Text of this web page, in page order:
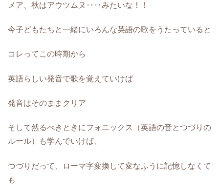
メア、秋はアウツムヌ‥‥みたいな！！
今子どもたちと一緒にいろんな英語の歌をうたっていると
コレってこの時期から
英語らしい発音で歌を覚えていけば
発音はそのままクリア
そして然るべきときにフォニックス（英語の音とつづりの
ルール）も学んでいけば、
つづりだって、ローマ字変換して変なふうに記憶しなくて
も